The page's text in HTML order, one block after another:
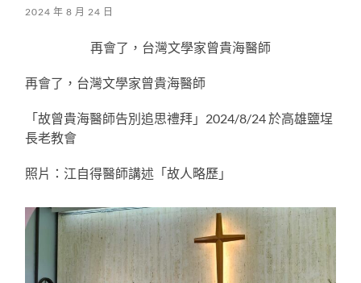
2024 年 8 月 24 日
再會了，台灣文學家曾貴海醫師
再會了，台灣文學家曾貴海醫師
「故曾貴海醫師告別追思禮拜」2024/8/24 於高雄鹽埕
長老教會
照片：江自得醫師講述「故人略歷」